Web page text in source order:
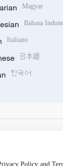
Magyar
Bahasa
Italiano
日本語
한국어
Policy and